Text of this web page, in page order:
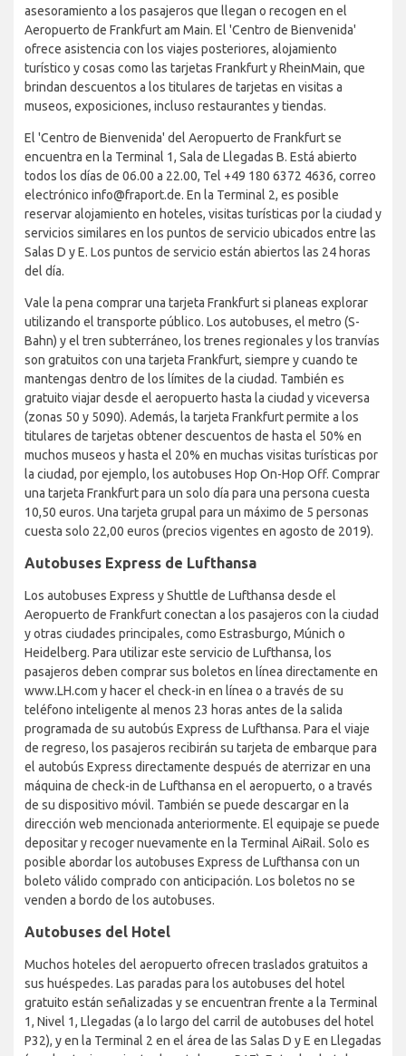
asesoramiento a los pasajeros que llegan o recogen en el
Aeropuerto de Frankfurt am Main. El 'Centro de Bienvenida'
ofrece asistencia con los viajes posteriores, alojamiento
turístico y cosas como las tarjetas Frankfurt y RheinMain, que
brindan descuentos a los titulares de tarjetas en visitas a
museos, exposiciones, incluso restaurantes y tiendas.
El 'Centro de Bienvenida' del Aeropuerto de Frankfurt se
encuentra en la Terminal 1, Sala de Llegadas B. Está abierto
todos los días de 06.00 a 22.00, Tel +49 180 6372 4636, correo
electrónico info@fraport.de. En la Terminal 2, es posible
reservar alojamiento en hoteles, visitas turísticas por la ciudad y
servicios similares en los puntos de servicio ubicados entre las
Salas D y E. Los puntos de servicio están abiertos las 24 horas
del día.
Vale la pena comprar una tarjeta Frankfurt si planeas explorar
utilizando el transporte público. Los autobuses, el metro (S-
Bahn) y el tren subterráneo, los trenes regionales y los tranvías
son gratuitos con una tarjeta Frankfurt, siempre y cuando te
mantengas dentro de los límites de la ciudad. También es
gratuito viajar desde el aeropuerto hasta la ciudad y viceversa
(zonas 50 y 5090). Además, la tarjeta Frankfurt permite a los
titulares de tarjetas obtener descuentos de hasta el 50% en
muchos museos y hasta el 20% en muchas visitas turísticas por
la ciudad, por ejemplo, los autobuses Hop On-Hop Off. Comprar
una tarjeta Frankfurt para un solo día para una persona cuesta
10,50 euros. Una tarjeta grupal para un máximo de 5 personas
cuesta solo 22,00 euros (precios vigentes en agosto de 2019).
Autobuses Express de Lufthansa
Los autobuses Express y Shuttle de Lufthansa desde el
Aeropuerto de Frankfurt conectan a los pasajeros con la ciudad
y otras ciudades principales, como Estrasburgo, Múnich o
Heidelberg. Para utilizar este servicio de Lufthansa, los
pasajeros deben comprar sus boletos en línea directamente en
www.LH.com y hacer el check-in en línea o a través de su
teléfono inteligente al menos 23 horas antes de la salida
programada de su autobús Express de Lufthansa. Para el viaje
de regreso, los pasajeros recibirán su tarjeta de embarque para
el autobús Express directamente después de aterrizar en una
máquina de check-in de Lufthansa en el aeropuerto, o a través
de su dispositivo móvil. También se puede descargar en la
dirección web mencionada anteriormente. El equipaje se puede
depositar y recoger nuevamente en la Terminal AiRail. Solo es
posible abordar los autobuses Express de Lufthansa con un
boleto válido comprado con anticipación. Los boletos no se
venden a bordo de los autobuses.
Autobuses del Hotel
Muchos hoteles del aeropuerto ofrecen traslados gratuitos a
sus huéspedes. Las paradas para los autobuses del hotel
gratuito están señalizadas y se encuentran frente a la Terminal
1, Nivel 1, Llegadas (a lo largo del carril de autobuses del hotel
P32), y en la Terminal 2 en el área de las Salas D y E en Llegadas